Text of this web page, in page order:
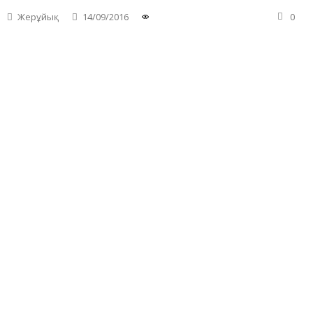
Жерұйық 14/09/2016 0